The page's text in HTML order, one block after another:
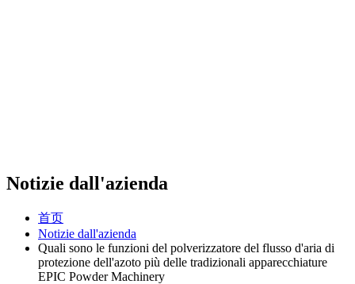
Notizie dall'azienda
首页
Notizie dall'azienda
Quali sono le funzioni del polverizzatore del flusso d'aria di
protezione dell'azoto più delle tradizionali apparecchiature
EPIC Powder Machinery